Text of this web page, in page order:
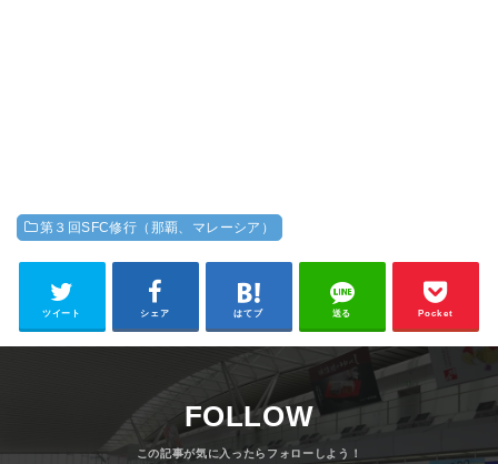
第３回SFC修行（那覇、マレーシア）
ツイート シェア はてブ 送る Pocket
FOLLOW